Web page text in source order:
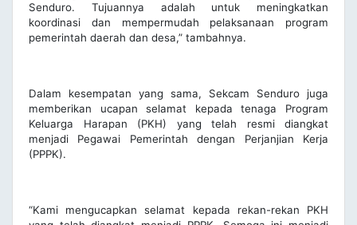
Senduro. Tujuannya adalah untuk meningkatkan
koordinasi dan mempermudah pelaksanaan program
pemerintah daerah dan desa,” tambahnya.
Dalam kesempatan yang sama, Sekcam Senduro juga
memberikan ucapan selamat kepada tenaga Program
Keluarga Harapan (PKH) yang telah resmi diangkat
menjadi Pegawai Pemerintah dengan Perjanjian Kerja
(PPPK).
“Kami mengucapkan selamat kepada rekan-rekan PKH